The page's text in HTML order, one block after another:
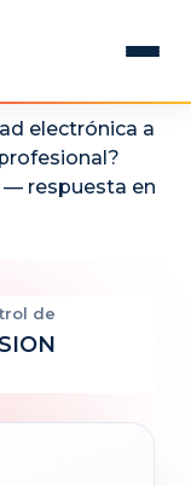
electrónica a
respuesta en
de